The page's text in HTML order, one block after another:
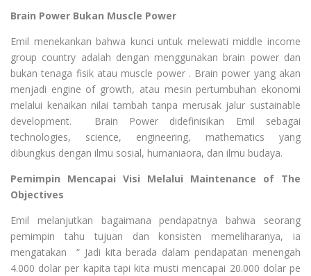
Brain Power Bukan Muscle Power
Emil menekankan bahwa kunci untuk melewati middle income
group country adalah dengan menggunakan brain power dan
bukan tenaga fisik atau muscle power . Brain power yang akan
menjadi engine of growth, atau mesin pertumbuhan ekonomi
melalui kenaikan nilai tambah tanpa merusak jalur sustainable
development. Brain Power didefinisikan Emil sebagai
technologies, science, engineering, mathematics yang
dibungkus dengan ilmu sosial, humaniaora, dan ilmu budaya.
Pemimpin Mencapai Visi Melalui Maintenance of The
Objectives
Emil melanjutkan bagaimana pendapatnya bahwa seorang
pemimpin tahu tujuan dan konsisten memeliharanya, ia
mengatakan “ Jadi kita berada dalam pendapatan menengah
4.000 dolar per kapita tapi kita musti mencapai 20.000 dolar pe